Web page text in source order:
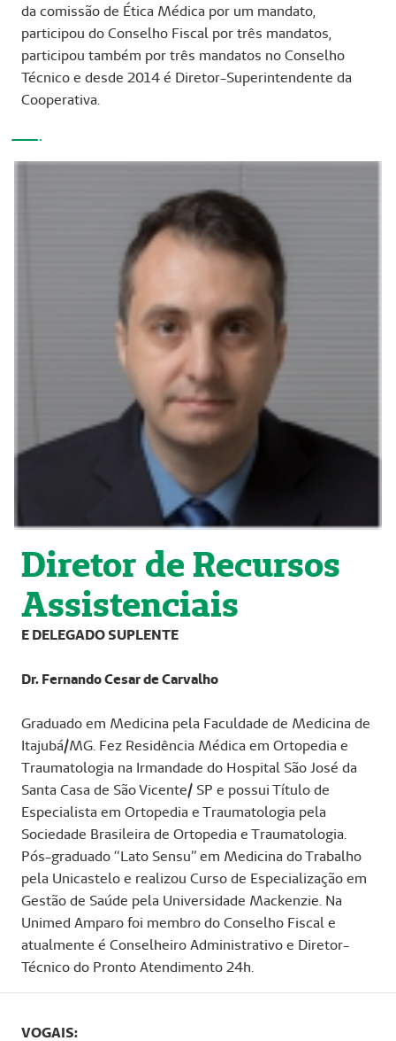
da comissão de Ética Médica por um mandato,
participou do Conselho Fiscal por três mandatos,
participou também por três mandatos no Conselho
Técnico e desde 2014 é Diretor-Superintendente da
Cooperativa.
Diretor de Recursos
Assistenciais
E DELEGADO SUPLENTE
Dr. Fernando Cesar de Carvalho
Graduado em Medicina pela Faculdade de Medicina de
Itajubá/MG. Fez Residência Médica em Ortopedia e
Traumatologia na Irmandade do Hospital São José da
Santa Casa de São Vicente/ SP e possui Título de
Especialista em Ortopedia e Traumatologia pela
Sociedade Brasileira de Ortopedia e Traumatologia.
Pós-graduado “Lato Sensu” em Medicina do Trabalho
pela Unicastelo e realizou Curso de Especialização em
Gestão de Saúde pela Universidade Mackenzie. Na
Unimed Amparo foi membro do Conselho Fiscal e
atualmente é Conselheiro Administrativo e Diretor-
Técnico do Pronto Atendimento 24h.
VOGAIS: